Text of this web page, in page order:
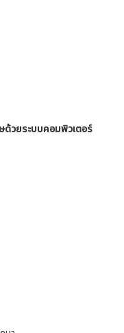
วยระบบคอมพิวเตอร์